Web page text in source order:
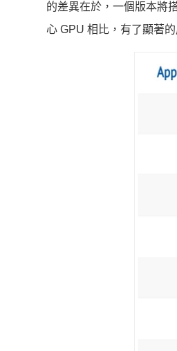
的差異在於，一個版本將
心 GPU 相比，有了顯著的